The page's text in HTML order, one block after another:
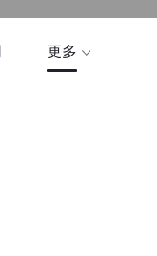
更多